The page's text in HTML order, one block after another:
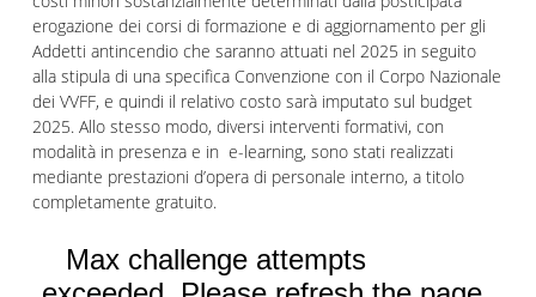
erogazione dei corsi di formazione e di aggiornamento per gli
Addetti antincendio che saranno attuati nel 2025 in seguito
alla stipula di una specifica Convenzione con il Corpo Nazionale
dei VVFF, e quindi il relativo costo sarà imputato sul budget
2025. Allo stesso modo, diversi interventi formativi, con
modalità in presenza e in e-learning, sono stati realizzati
mediante prestazioni d’opera di personale interno, a titolo
completamente gratuito.